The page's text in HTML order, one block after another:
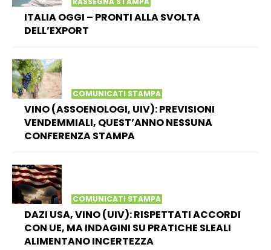
ITALIA OGGI – PRONTI ALLA SVOLTA
DELL’EXPORT
COMUNICATI STAMPA
VINO (ASSOENOLOGI, UIV): PREVISIONI
VENDEMMIALI, QUEST’ANNO NESSUNA
CONFERENZA STAMPA
COMUNICATI STAMPA
DAZI USA, VINO (UIV): RISPETTATI ACCORDI
CON UE, MA INDAGINI SU PRATICHE SLEALI
ALIMENTANO INCERTEZZA